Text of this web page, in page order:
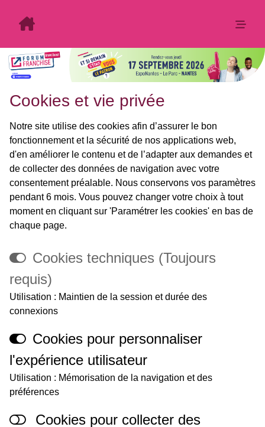
Cookies et vie privée
Notre site utilise des cookies afin d’assurer le bon
fonctionnement et la sécurité de nos applications web,
d'en améliorer le contenu et de l’adapter aux demandes et
de collecter des données de navigation avec votre
consentement préalable. Nous conservons vos paramètres
pendant 6 mois. Vous pouvez changer votre choix à tout
moment en cliquant sur 'Paramétrer les cookies' en bas de
chaque page.
Cookies techniques (Toujours
requis)
Utilisation : Maintien de la session et durée des
connexions
Cookies pour personnaliser
l'expérience utilisateur
Utilisation : Mémorisation de la navigation et des
préférences
Cookies pour collecter des